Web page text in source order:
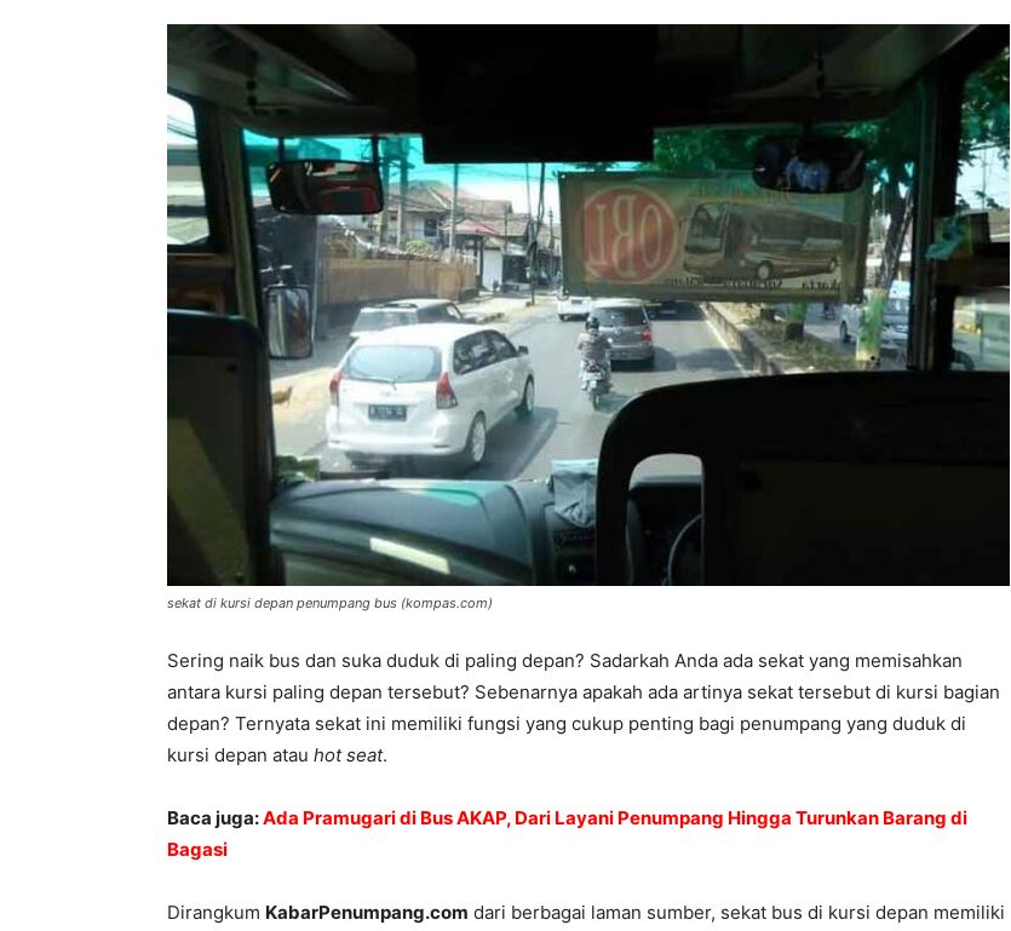
sekat di kursi depan penumpang bus (kompas.com)
Sering naik bus dan suka duduk di paling depan? Sadarkah Anda ada sekat yang memisahkan
antara kursi paling depan tersebut? Sebenarnya apakah ada artinya sekat tersebut di kursi bagian
depan? Ternyata sekat ini memiliki fungsi yang cukup penting bagi penumpang yang duduk di
kursi depan atau hot seat.
Baca juga:Ada Pramugari di Bus AKAP, Dari Layani Penumpang Hingga Turunkan Barang di
Bagasi
Dirangkum KabarPenumpang.com dari berbagai laman sumber, sekat bus di kursi depan memiliki